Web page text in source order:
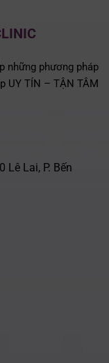
những phương pháp
UY TÍN – TẬN TÂM
Lê Lai, P. Bến